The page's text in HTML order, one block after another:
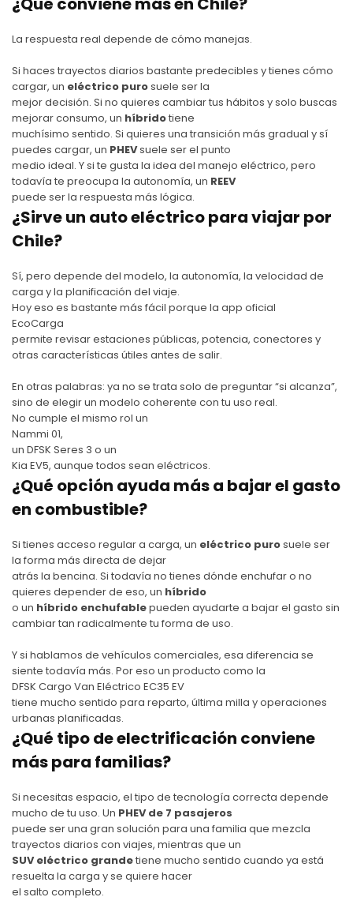
La respuesta real depende de cómo manejas.
Si haces trayectos diarios bastante predecibles y tienes cómo
cargar, un eléctrico purosuele ser la
mejor decisión. Si no quieres cambiar tus hábitos y solo buscas
mejorar consumo, un híbridotiene
muchísimo sentido. Si quieres una transición más gradual y sí
puedes cargar, un PHEVsuele ser el punto
medio ideal. Y si te gusta la idea del manejo eléctrico, pero
todavía te preocupa la autonomía, un REEV
puede ser la respuesta más lógica.
¿Sirve un auto eléctrico para viajar por
Chile?
Sí, pero depende del modelo, la autonomía, la velocidad de
carga y la planificación del viaje.
Hoy eso es bastante más fácil porque la app oficial
EcoCarga
permite revisar estaciones públicas, potencia, conectores y
otras características útiles antes de salir.
En otras palabras: ya no se trata solo de preguntar “si alcanza”,
sino de elegir un modelo coherente con tu uso real.
No cumple el mismo rol un
Nammi 01,
un DFSK Seres 3 o un
Kia EV5, aunque todos sean eléctricos.
¿Qué opción ayuda más a bajar el gasto
en combustible?
Si tienes acceso regular a carga, un eléctrico purosuele ser
la forma más directa de dejar
atrás la bencina. Si todavía no tienes dónde enchufar o no
quieres depender de eso, un híbrido
o un híbrido enchufablepueden ayudarte a bajar el gasto sin
cambiar tan radicalmente tu forma de uso.
Y si hablamos de vehículos comerciales, esa diferencia se
siente todavía más. Por eso un producto como la
DFSK Cargo Van Eléctrico EC35 EV
tiene mucho sentido para reparto, última milla y operaciones
urbanas planificadas.
¿Qué tipo de electrificación conviene
más para familias?
Si necesitas espacio, el tipo de tecnología correcta depende
mucho de tu uso. Un PHEV de 7 pasajeros
puede ser una gran solución para una familia que mezcla
trayectos diarios con viajes, mientras que un
SUV eléctrico grandetiene mucho sentido cuando ya está
resuelta la carga y se quiere hacer
el salto completo.